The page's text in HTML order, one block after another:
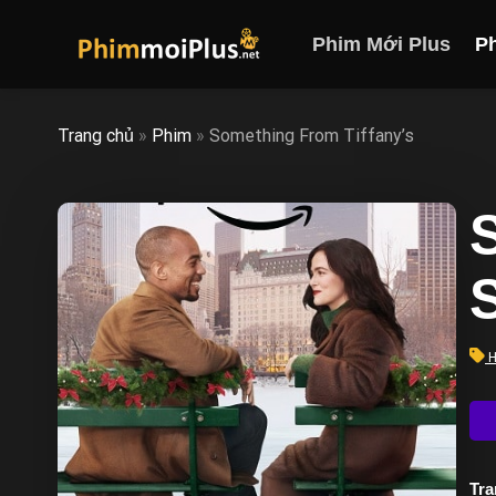
Phim Mới Plus
Trang chủ » Phim » Something From Tiffany’s